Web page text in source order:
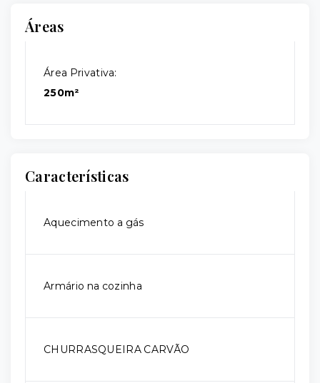
Áreas
Área Privativa:
250m²
Características
Aquecimento a gás
Armário na cozinha
CHURRASQUEIRA CARVÃO